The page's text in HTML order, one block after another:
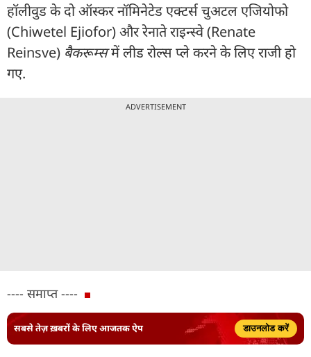
हॉलीवुड के दो ऑस्कर नॉमिनेटेड एक्टर्स चुअटल एजियोफो
(Chiwetel Ejiofor) और रेनाते राइन्स्वे (Renate
Reinsve) बैकरूम्समें लीड रोल्स प्ले करने के लिए राजी हो
गए.
ADVERTISEMENT
---- समाप्त ----
सबसे तेज़ ख़बरों के लिए आजतक ऐप डाउनलोड करें